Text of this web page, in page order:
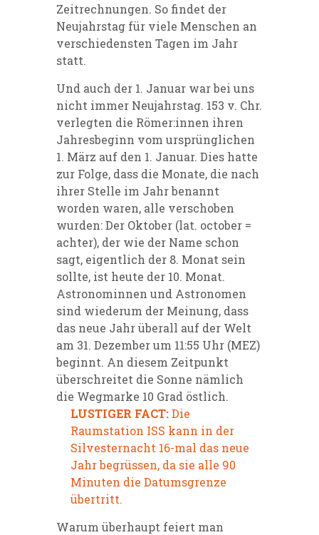
Zeitrechnungen. So findet der
Neujahrstag für viele Menschen an
verschiedensten Tagen im Jahr
statt.
Und auch der 1. Januar war bei uns
nicht immer Neujahrstag. 153 v. Chr.
verlegten die Römer:innen ihren
Jahresbeginn vom ursprünglichen
1. März auf den 1. Januar. Dies hatte
zur Folge, dass die Monate, die nach
ihrer Stelle im Jahr benannt
worden waren, alle verschoben
wurden: Der Oktober (lat. october =
achter), der wie der Name schon
sagt, eigentlich der 8. Monat sein
sollte, ist heute der 10. Monat.
Astronominnen und Astronomen
sind wiederum der Meinung, dass
das neue Jahr überall auf der Welt
am 31. Dezember um 11:55 Uhr (MEZ)
beginnt. An diesem Zeitpunkt
überschreitet die Sonne nämlich
die Wegmarke 10 Grad östlich.
LUSTIGER FACT:Die
Raumstation ISS kann in der
Silvesternacht 16-mal das neue
Jahr begrüssen, da sie alle 90
Minuten die Datumsgrenze
übertritt.
Warum überhaupt feiert man